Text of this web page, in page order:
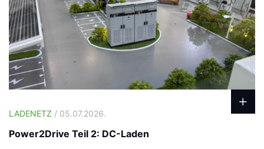
LADENETZ / 05.07.2026.
Power2Drive Teil 2: DC-Laden